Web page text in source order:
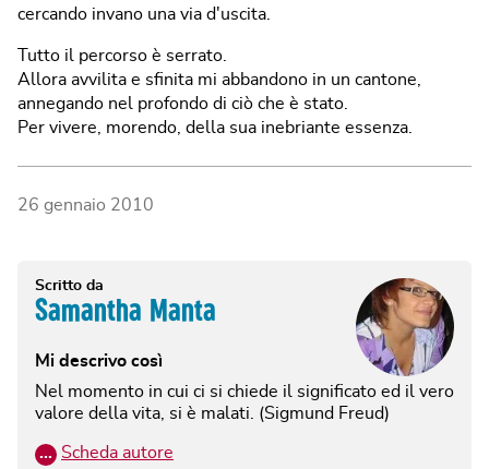
cercando invano una via d'uscita.
Tutto il percorso è serrato.
Allora avvilita e sfinita mi abbandono in un cantone,
annegando nel profondo di ciò che è stato.
Per vivere, morendo, della sua inebriante essenza.
26 gennaio 2010
Scritto da
Samantha Manta
Mi descrivo così
Nel momento in cui ci si chiede il significato ed il vero
valore della vita, si è malati. (Sigmund Freud)
… Scheda autore